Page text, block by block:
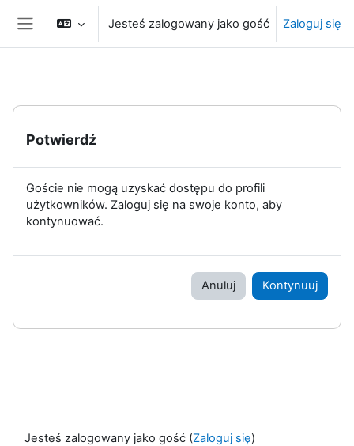
Przejdź do głównej zawartości
Panel boczny
Jesteś zalogowany jako gość Zaloguj się
Potwierdź
Goście nie mogą uzyskać dostępu do profili
użytkowników. Zaloguj się na swoje konto, aby
kontynuować.
Anuluj Kontynuuj
Jesteś zalogowany jako gość (Zaloguj się)